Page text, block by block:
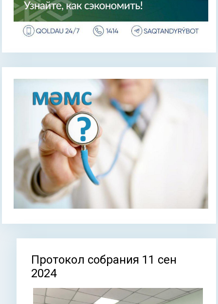
Вы здесь
Протокол собрания 11 сен
2024